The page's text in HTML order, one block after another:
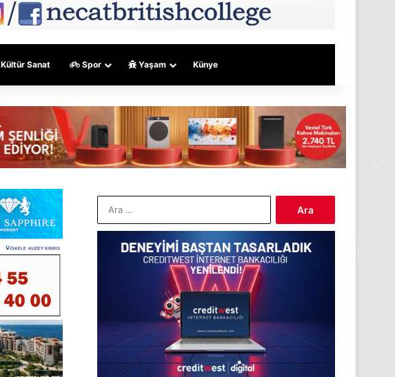
Kültür Sanat Spor Yaşam Künye